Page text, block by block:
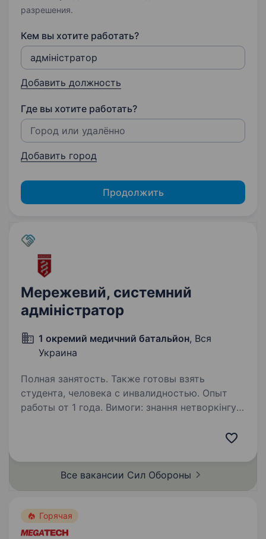
разрешения.
Кем вы хотите работать?
Добавить должность
Где вы хотите работать?
Добавить город
Продолжить
Мережевий, системний
адміністратор
1 окремий медичний батальйон, Вся
Украина
Полная занятость. Также готовы взять
студента, человека с инвалидностью. Опыт
работы от 1 года. Вимоги: знання нетворкінгу,
openssl, базове розуміння кібербезпеки
Все вакансии Сил Обороны
Горячая